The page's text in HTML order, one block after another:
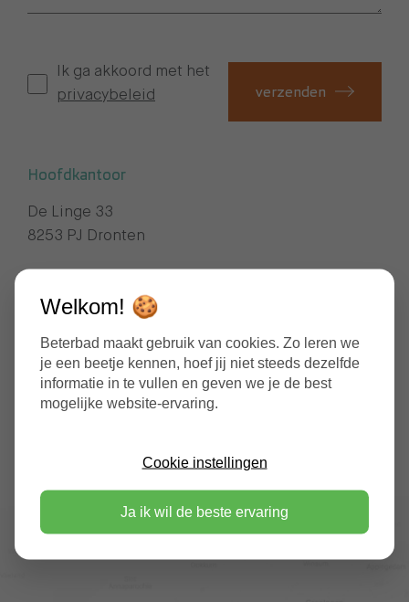
Ik ga akkoord met het
privacybeleid
verzenden
Hoofdkantoor
De Linge 33
8253 PJ Dronten
Contactgegevens
service@beterbad.nl
Openingstijden
Maandag t/m vrijdag:
Welkom! 🍪
Beterbad maakt gebruik van cookies. Zo leren we
je een beetje kennen, hoef jij niet steeds dezelfde
informatie in te vullen en geven we je de best
mogelijke website-ervaring.
Cookie instellingen
Ja ik wil de beste ervaring